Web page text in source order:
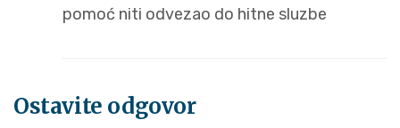
pomoć niti odvezao do hitne sluzbe
Ostavite odgovor